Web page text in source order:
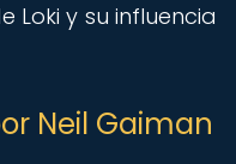
Loki y su influencia
Neil Gaiman